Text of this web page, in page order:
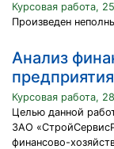
Курсовая работа,
Произведен
Анализ
предприятия
Курсовая работа,
Целью данной
ЗАО
финансово-